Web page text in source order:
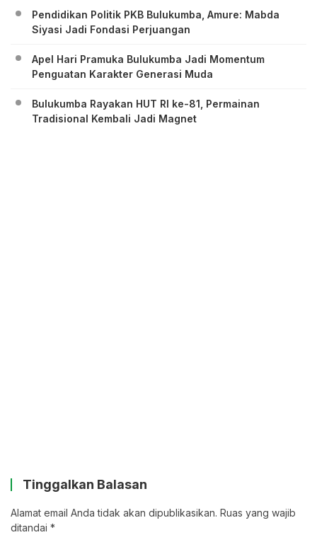
Pendidikan Politik PKB Bulukumba, Amure: Mabda
Siyasi Jadi Fondasi Perjuangan
Apel Hari Pramuka Bulukumba Jadi Momentum
Penguatan Karakter Generasi Muda
Bulukumba Rayakan HUT RI ke-81, Permainan
Tradisional Kembali Jadi Magnet
Tinggalkan Balasan
Alamat email Anda tidak akan dipublikasikan. Ruas yang wajib
ditandai *